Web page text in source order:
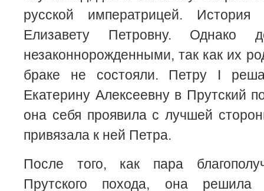
русской императрицей.
Елизавету Петровну. Однако
незаконнорожденными, так как их
браке не состояли. Петру I
Екатерину Алексеевну в Прутский
она себя проявила с лучшей
привязала к ней Петра.
После того, как пара
Прутского похода, она решила